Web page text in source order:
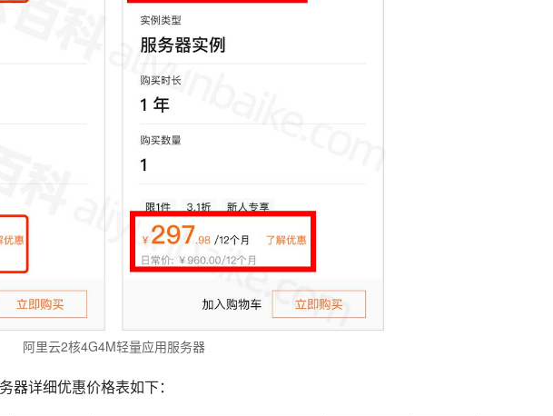
阿里云2核4G4M轻量应用服务器
器详细优惠价格表如下：